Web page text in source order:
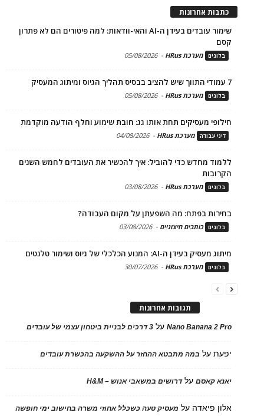
כתבות אחרונות
שימור עובדים בעידן ה-AI והאי-וודאות: למה פיטורים הם לא פתרון
קסם
בלוגים מערכת HRus -
05/08/2026
7 עמודי התווך שיש להציב בבסיס תהליך הגיוס ומיתוג המעסיק
בלוגים מערכת HRus -
05/08/2026
חילופי מעסיקים תחת אותו גג: חובת שימוע וחלף הודעה מוקדמת
דיני עבודה מערכת HRus -
04/08/2026
ללמוד מחדש כדי להוביל: איך להכשיר את העובדים לחמש השנים
הקרובות
בלוגים מערכת HRus -
03/08/2026
בחירות בפתח: מה השפעתן על מקום העבודה?
בלוגים כותבים חיצוניים -
03/08/2026
מיתוג מעסיק בעידן ה-AI: המנוע הכלכלי של גיוס ושימור טלנטים
בלוגים מערכת HRus -
30/07/2026
תגובות אחרונות
Nano Banana 2 Proעל 3 דרכים לבניית ביטחון עצמי של עובדים
יפעתעל במה מתבטא ההחזר על ההשקעה בהכשרת עובדים
יאנא קאסםעלדרושים במשאבי אנוש – H&M
אלון פיאדה על מעסיק טעה כשכלל אחוזי משרה בחישוב ימי חופשה